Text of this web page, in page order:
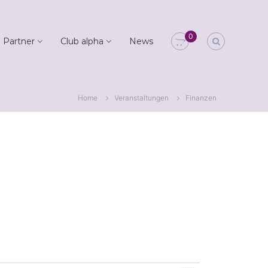
Partner Club alpha News 0
Home Veranstaltungen Finanzen